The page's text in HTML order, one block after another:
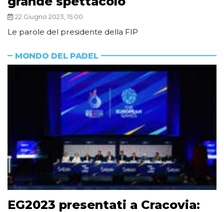
22 Giugno 2023, 15:00
Le parole del presidente della FIP
MONDO DEL PADEL
EG2023 presentati a Cracovia: